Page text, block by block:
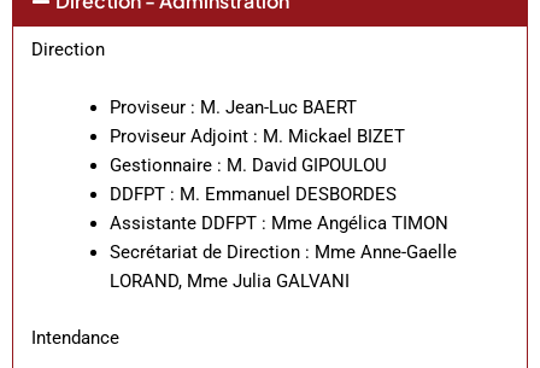
Direction
Proviseur : M. Jean-Luc BAERT
Proviseur Adjoint : M. Mickael BIZET
Gestionnaire : M. David GIPOULOU
DDFPT : M. Emmanuel DESBORDES
Assistante DDFPT : Mme Angélica TIMON
Secrétariat de Direction : Mme Anne-Gaelle
LORAND, Mme Julia GALVANI
Intendance